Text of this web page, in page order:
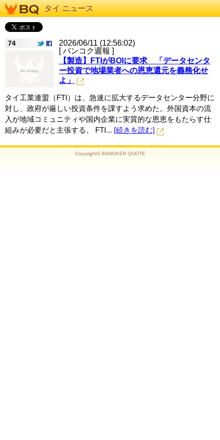
タイ ニュース
74
2026/06/11 (12:56:02)
[ バンコク週報 ]
【製造】FTIがBOIに要求 「データセンタ
ー投資で地場業者への恩恵還元を義務化せ
よ」
タイ工業連盟（FTI）は、急速に拡大するデータセンター分野に
対し、政府が厳しい投資条件を課すよう求めた。外国資本の流
入が地域コミュニティや国内企業に実質的な恩恵をもたらす仕
組みが必要だと主張する。 FTI... [続きを読む]
Copyright© BANGKER QUOTE